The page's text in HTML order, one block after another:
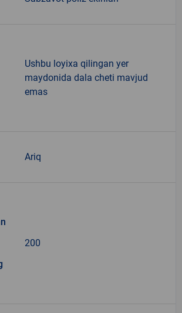
Ushbu loyixa qilingan yer
maydonida dala cheti mavjud
emas
Ariq
200